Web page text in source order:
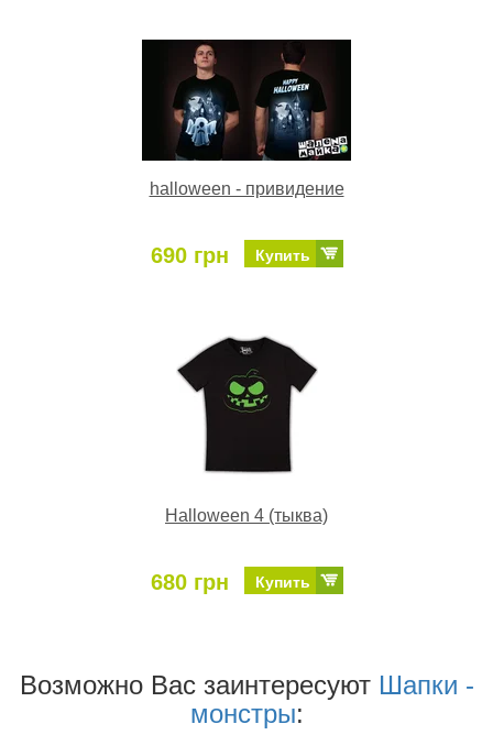
halloween - привидение
690 грн Купить
Halloween 4 (тыква)
680 грн Купить
Возможно Ваc заинтересуют Шапки -
монстры: